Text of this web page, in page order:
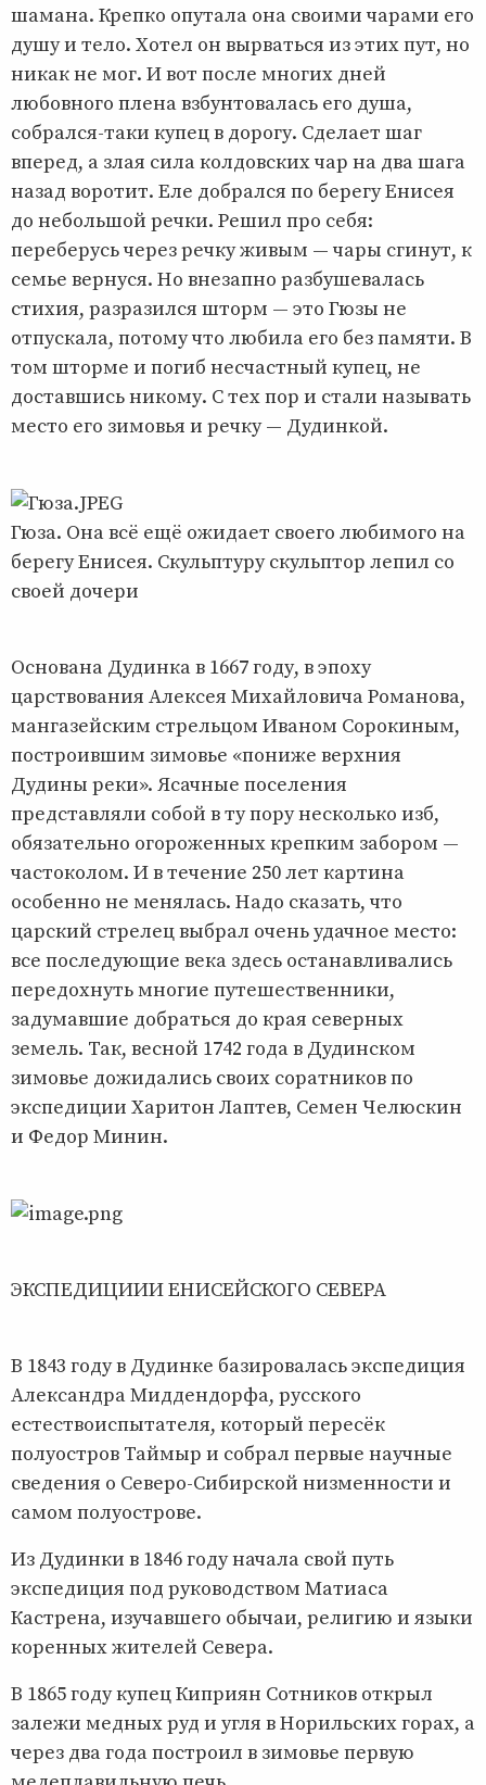
шамана. Крепко опутала она своими чарами его
душу и тело. Хотел он вырваться из этих пут, но
никак не мог. И вот после многих дней
любовного плена взбунтовалась его душа,
собрался-таки купец в дорогу. Сделает шаг
вперед, а злая сила колдовских чар на два шага
назад воротит. Еле добрался по берегу Енисея
до небольшой речки. Решил про себя:
переберусь через речку живым — чары сгинут, к
семье вернуся. Но внезапно разбушевалась
стихия, разразился шторм — это Гюзы не
отпускала, потому что любила его без памяти. В
том шторме и погиб несчастный купец, не
доставшись никому. С тех пор и стали называть
место его зимовья и речку — Дудинкой.
Гюза. Она всё ещё ожидает своего любимого на
берегу Енисея. Скульптуру скульптор лепил со
своей дочери
Основана Дудинка в 1667 году, в эпоху
царствования Алексея Михайловича Романова,
мангазейским стрельцом Иваном Сорокиным,
построившим зимовье «пониже верхния
Дудины реки». Ясачные поселения
представляли собой в ту пору несколько изб,
обязательно огороженных крепким забором —
частоколом. И в течение 250 лет картина
особенно не менялась. Надо сказать, что
царский стрелец выбрал очень удачное место:
все последующие века здесь останавливались
передохнуть многие путешественники,
задумавшие добраться до края северных
земель. Так, весной 1742 года в Дудинском
зимовье дожидались своих соратников по
экспедиции Харитон Лаптев, Семен Челюскин
и Федор Минин.
ЭКСПЕДИЦИИИ ЕНИСЕЙСКОГО СЕВЕРА
В 1843 году в Дудинке базировалась экспедиция
Александра Миддендорфа, русского
естествоиспытателя, который пересёк
полуостров Таймыр и собрал первые научные
сведения о Северо-Сибирской низменности и
самом полуострове.
Из Дудинки в 1846 году начала свой путь
экспедиция под руководством Матиаса
Кастрена, изучавшего обычаи, религию и языки
коренных жителей Севера.
В 1865 году купец Киприян Сотников открыл
залежи медных руд и угля в Норильских горах, а
через два года построил в зимовье первую